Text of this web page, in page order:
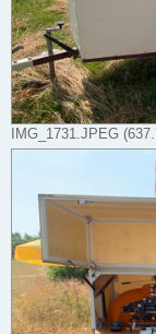
IMG_1731.JPEG